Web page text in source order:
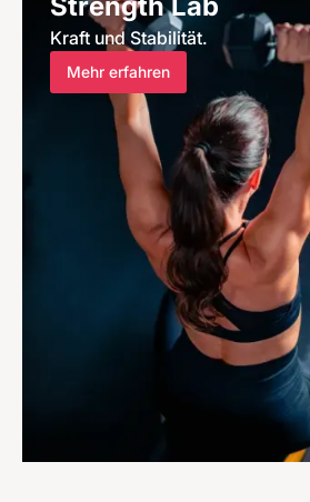
Kraft und Stabilität.
Mehr erfahren